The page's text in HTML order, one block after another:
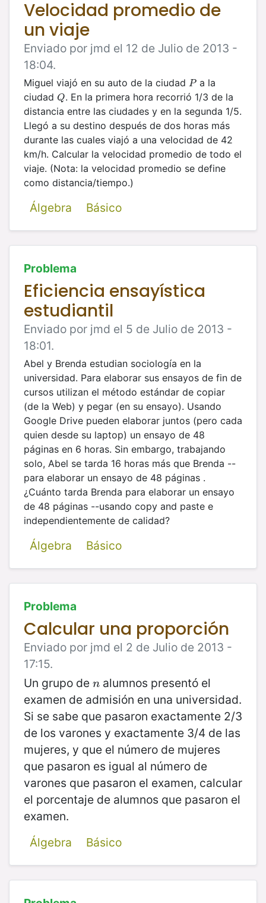
Velocidad promedio de
un viaje
Enviado por jmd el 12 de Julio de 2013 -
18:04.
Miguel viajó en su auto de la ciudad P
P a la
ciudad Q
Q. En la primera hora recorrió 1/3 de la
distancia entre las ciudades y en la segunda 1/5.
Llegó a su destino después de dos horas más
durante las cuales viajó a una velocidad de 42
km/h. Calcular la velocidad promedio de todo el
viaje. (Nota: la velocidad promedio se define
como distancia/tiempo.)
Álgebra Básico
Problema
Eficiencia ensayística
estudiantil
Enviado por jmd el 5 de Julio de 2013 -
18:01.
Abel y Brenda estudian sociología en la
universidad. Para elaborar sus ensayos de fin de
cursos utilizan el método estándar de copiar
(de la Web) y pegar (en su ensayo). Usando
Google Drive pueden elaborar juntos (pero cada
quien desde su laptop) un ensayo de 48
páginas en 6 horas. Sin embargo, trabajando
solo, Abel se tarda 16 horas más que Brenda --
para elaborar un ensayo de 48 páginas .
¿Cuánto tarda Brenda para elaborar un ensayo
de 48 páginas --usando copy and paste e
independientemente de calidad?
Álgebra Básico
Problema
Calcular una proporción
Enviado por jmd el 2 de Julio de 2013 -
17:15.
Un grupo de n
n alumnos presentó el
examen de admisión en una universidad.
Si se sabe que pasaron exactamente 2/3
de los varones y exactamente 3/4 de las
mujeres, y que el número de mujeres
que pasaron es igual al número de
varones que pasaron el examen, calcular
el porcentaje de alumnos que pasaron el
examen.
Álgebra
Básico